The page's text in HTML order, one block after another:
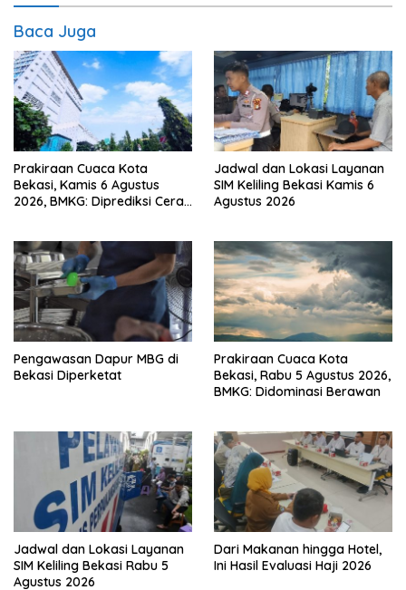
Baca Juga
Prakiraan Cuaca Kota
Bekasi, Kamis 6 Agustus
2026, BMKG: Diprediksi Cerah
Jadwal dan Lokasi Layanan
SIM Keliling Bekasi Kamis 6
Agustus 2026
Pengawasan Dapur MBG di
Bekasi Diperketat
Prakiraan Cuaca Kota
Bekasi, Rabu 5 Agustus 2026,
BMKG: Didominasi Berawan
Jadwal dan Lokasi Layanan
SIM Keliling Bekasi Rabu 5
Agustus 2026
Dari Makanan hingga Hotel,
Ini Hasil Evaluasi Haji 2026